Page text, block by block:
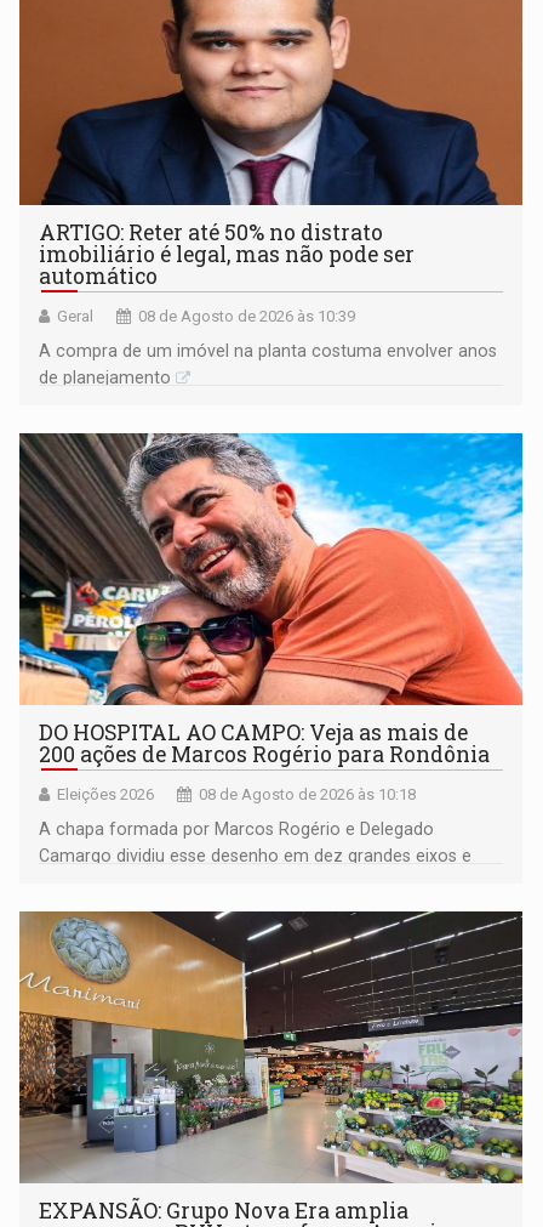
ARTIGO: Reter até 50% no distrato
imobiliário é legal, mas não pode ser
automático
Geral 08 de Agosto de 2026 às 10:39
A compra de um imóvel na planta costuma envolver anos
de planejamento
DO HOSPITAL AO CAMPO: Veja as mais de
200 ações de Marcos Rogério para Rondônia
Eleições 2026 08 de Agosto de 2026 às 10:18
A chapa formada por Marcos Rogério e Delegado
Camargo dividiu esse desenho em dez grandes eixos e
EXPANSÃO: Grupo Nova Era amplia